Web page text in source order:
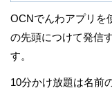
OCNでんわアプリを
の先頭につけて発信
す。
10分かけ放題は名前